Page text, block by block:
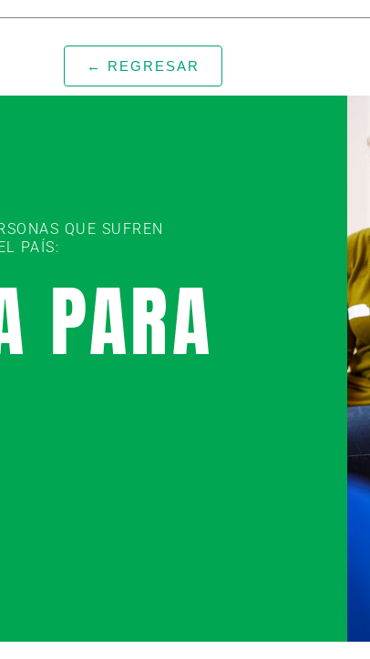
← REGRESAR
QUE SUFREN
PAÍS:
PARA